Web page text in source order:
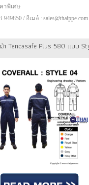
าพิเศษ
949850 / อีเมล์ : sales@thaippe.com
า Tencasafe Plus 580 แบบ